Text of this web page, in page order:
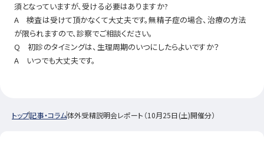
須となっていますが、受ける必要はありますか?
A 検査は受けて頂かなくて大丈夫です。無精子症の場合、治療の方法
が限られますので、診察でご相談ください。
Q 初診のタイミングは、生理周期のいつにしたらよいですか？
A いつでも大丈夫です。
トップ記事・コラム体外受精説明会レポート（10月25日(土)開催分）